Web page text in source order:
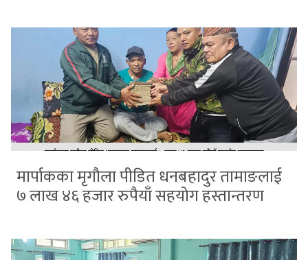
मार्पाकका मृगौला पीडित धनबहादुर तामाङलाई
७ लाख ४६ हजार रुपैयाँ सहयोग हस्तान्तरण